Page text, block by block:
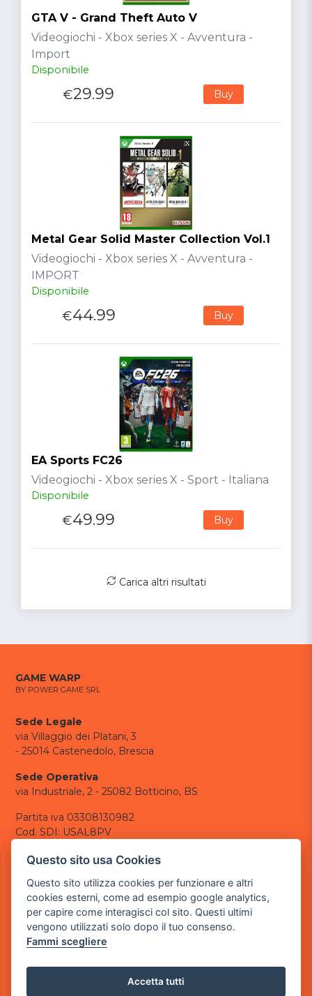
GTA V - Grand Theft Auto V
Videogiochi - Xbox series X - Avventura -
Import
Disponibile
€29.99 Buy
Metal Gear Solid Master Collection Vol.1
Videogiochi - Xbox series X - Avventura -
IMPORT
Disponibile
€44.99 Buy
EA Sports FC26
Videogiochi - Xbox series X - Sport - Italiana
Disponibile
€49.99 Buy
Carica altri risultati
GAME WARP
BY POWER GAME SRL
Sede Legale
via Villaggio dei Platani, 3
- 25014 Castenedolo, Brescia
Sede Operativa
via Industriale, 2 - 25082 Botticino, BS
Partita iva 03308130982
Cod. SDI: USAL8PV
CONTATTI
tel.: +39 030 376 2377
tel.: +39 030 336 6259
pec:powergamesrl@legalmail.it
LINK UTILI
Informazioni generali
Questo sito usa Cookies
Questo sito utilizza cookies per funzionare e altri
cookies esterni, come ad esempio google analytics,
per capire come interagisci col sito. Questi ultimi
vengono utilizzati solo dopo il tuo consenso.
Fammi scegliere
Accetta tutti